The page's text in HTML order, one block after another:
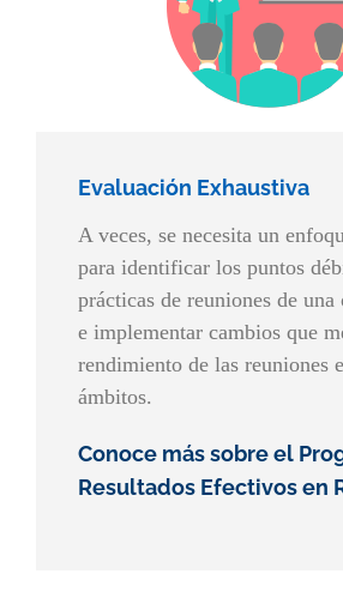
Evaluación Exhaustiva
A veces, se necesita un
para identificar los puntos
prácticas de reuniones de
e implementar cambios que
rendimiento de las reuniones
ámbitos.
Conoce más sobre el
Resultados Efectivos en